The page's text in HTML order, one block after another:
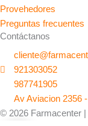
Provehedores
Preguntas frecuentes
Contáctanos
921303052
987741905
Av Aviacion 2356
© 2026 Farmacenter